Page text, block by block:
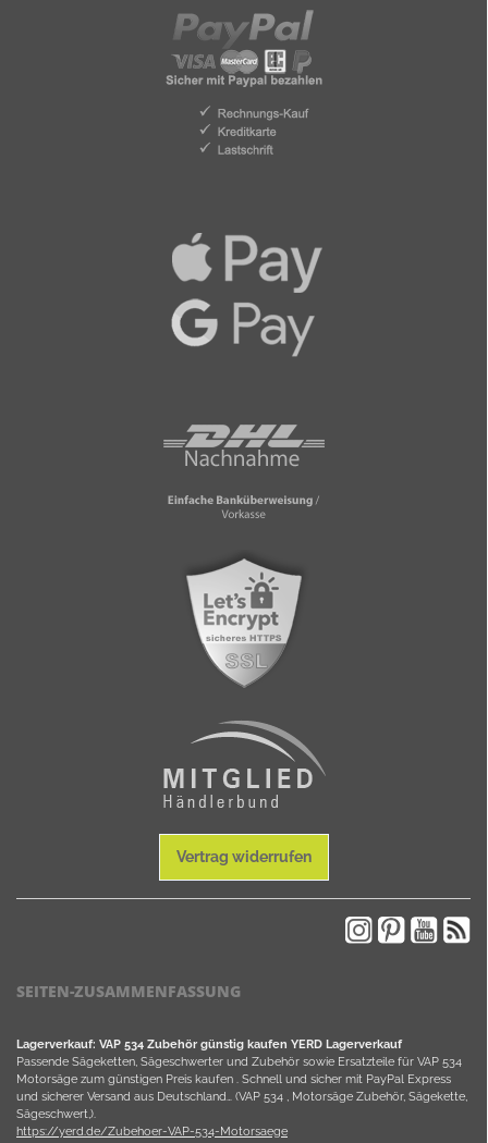
Vertrag widerrufen
SEITEN-ZUSAMMENFASSUNG
Lagerverkauf: VAP 534 Zubehör günstig kaufen YERD Lagerverkauf
Passende Sägeketten, Sägeschwerter und Zubehör sowie Ersatzteile für VAP 534
Motorsäge zum günstigen Preis kaufen . Schnell und sicher mit PayPal Express
und sicherer Versand aus Deutschland… (VAP 534 , Motorsäge Zubehör, Sägekette,
Sägeschwert,).
https://yerd.de/Zubehoer-VAP-534-Motorsaege